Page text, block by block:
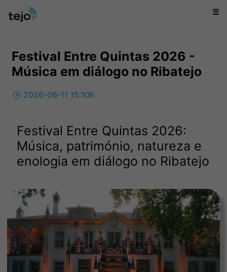
☰
Festival Entre Quintas 2026 -
Música em diálogo no Ribatejo
🕒 2026-06-11 15:10h
Festival Entre Quintas 2026:
Música, património, natureza e
enologia em diálogo no Ribatejo